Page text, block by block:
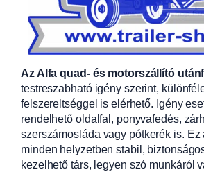
Az Alfa quad- és motorszállító
testreszabható igény szerint,
felszereltséggel is elérhető. Igény
rendelhető oldalfal, ponyvafedés,
szerszámosláda vagy pótkerék is. Ez
minden helyzetben stabil,
kezelhető társ, legyen szó munkáról